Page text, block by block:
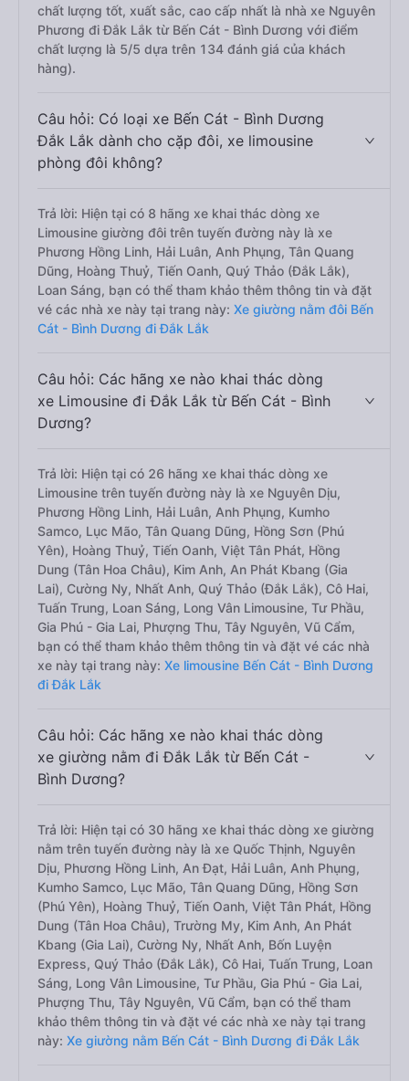
chất lượng tốt, xuất sắc, cao cấp nhất là nhà xe Nguyên
Phương đi Đắk Lắk từ Bến Cát - Bình Dương với điểm
chất lượng là 5/5 dựa trên 134 đánh giá của khách
hàng).
Câu hỏi: Có loại xe Bến Cát - Bình Dương
Đắk Lắk dành cho cặp đôi, xe limousine
phòng đôi không?
Trả lời: Hiện tại có 8 hãng xe khai thác dòng xe
Limousine giường đôi trên tuyến đường này là xe
Phương Hồng Linh, Hải Luân, Anh Phụng, Tân Quang
Dũng, Hoàng Thuỷ, Tiến Oanh, Quý Thảo (Đắk Lắk),
Loan Sáng, bạn có thể tham khảo thêm thông tin và đặt
vé các nhà xe này tại trang này: Xe giường nằm đôi Bến
Cát - Bình Dương đi Đắk Lắk
Câu hỏi: Các hãng xe nào khai thác dòng
xe Limousine đi Đắk Lắk từ Bến Cát - Bình
Dương?
Trả lời: Hiện tại có 26 hãng xe khai thác dòng xe
Limousine trên tuyến đường này là xe Nguyên Dịu,
Phương Hồng Linh, Hải Luân, Anh Phụng, Kumho
Samco, Lục Mão, Tân Quang Dũng, Hồng Sơn (Phú
Yên), Hoàng Thuỷ, Tiến Oanh, Việt Tân Phát, Hồng
Dung (Tân Hoa Châu), Kim Anh, An Phát Kbang (Gia
Lai), Cường Ny, Nhất Anh, Quý Thảo (Đắk Lắk), Cô Hai,
Tuấn Trung, Loan Sáng, Long Vân Limousine, Tư Phầu,
Gia Phú - Gia Lai, Phượng Thu, Tây Nguyên, Vũ Cẩm,
bạn có thể tham khảo thêm thông tin và đặt vé các nhà
xe này tại trang này: Xe limousine Bến Cát - Bình Dương
đi Đắk Lắk
Câu hỏi: Các hãng xe nào khai thác dòng
xe giường nằm đi Đắk Lắk từ Bến Cát -
Bình Dương?
Trả lời: Hiện tại có 30 hãng xe khai thác dòng xe giường
nằm trên tuyến đường này là xe Quốc Thịnh, Nguyên
Dịu, Phương Hồng Linh, An Đạt, Hải Luân, Anh Phụng,
Kumho Samco, Lục Mão, Tân Quang Dũng, Hồng Sơn
(Phú Yên), Hoàng Thuỷ, Tiến Oanh, Việt Tân Phát, Hồng
Dung (Tân Hoa Châu), Trường My, Kim Anh, An Phát
Kbang (Gia Lai), Cường Ny, Nhất Anh, Bốn Luyện
Express, Quý Thảo (Đắk Lắk), Cô Hai, Tuấn Trung, Loan
Sáng, Long Vân Limousine, Tư Phầu, Gia Phú - Gia Lai,
Phượng Thu, Tây Nguyên, Vũ Cẩm, bạn có thể tham
khảo thêm thông tin và đặt vé các nhà xe này tại trang
này: Xe giường nằm Bến Cát - Bình Dương đi Đắk Lắk